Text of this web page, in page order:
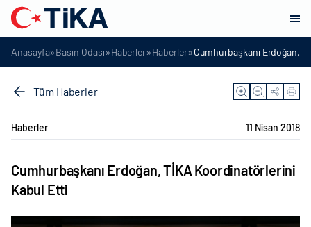
Anasayfa»Basın Odası»Haberler»Haberler»Cumhurbaşkanı Erdoğan,
Tüm Haberler
Haberler 11 Nisan 2018
Cumhurbaşkanı Erdoğan, TİKA Koordinatörlerini
Kabul Etti